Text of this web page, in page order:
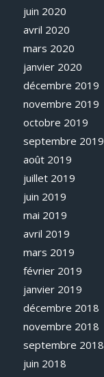
juin 2020
avril 2020
mars 2020
janvier 2020
décembre 2019
novembre 2019
octobre 2019
septembre 2019
août 2019
juillet 2019
juin 2019
mai 2019
avril 2019
mars 2019
février 2019
janvier 2019
décembre 2018
novembre 2018
septembre 2018
juin 2018